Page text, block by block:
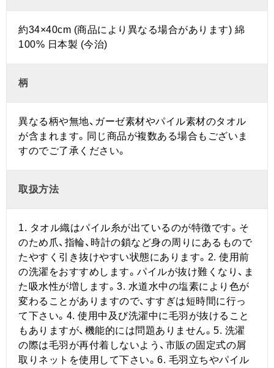
約34×40cm (商品により異なる場合があります) 綿
100% 日本製 (今治)
柄
異なる柄や無地、ガーゼ素材やパイル素材のタオル
が含まれます。同じ商品が複数ある場合もございま
すのでご了承ください。
取扱方法
1. タオル織はパイル糸が出ているのが特徴です。そ
のため爪、指輪、時計の鎖など身の周りにあるもので
たやすく引き抜けやすい状態にあります。2. 使用前
の洗濯をおすすめします。パイルが抜け難くなり、ま
た吸水性が増します。3. 水道水中の塩素により色が
変わることがありますので、すすぎは短時間に行っ
て下さい。4. 使用中及び洗濯中に毛羽が抜けること
もありますが、機能的には問題ありません。5. 洗濯
の際は毛羽が再付着しないよう、市販の固定式の屑
取りネットを使用して下さい。6. 毛羽立ちやパイル